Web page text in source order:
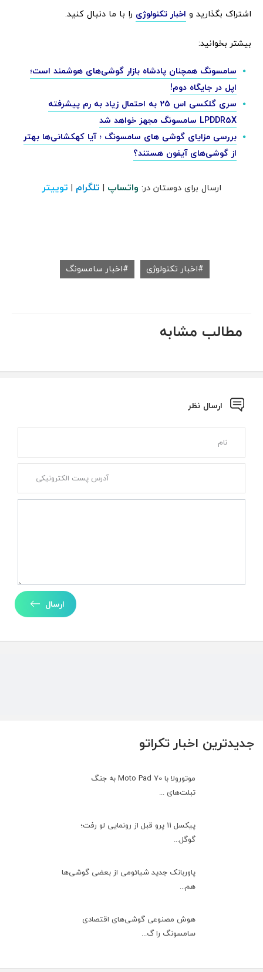
جدیدترین اخبار تکراتو
موتورولا با Moto Pad 70 به جنگ
تبلت‌های ...
پیکسل ۱۱ پرو قبل از رونمایی لو رفت؛
گوگل...
پاوربانک جدید شیائومی از بعضی گوشی‌ها
هم...
هوش مصنوعی گوشی‌های اقتصادی
سامسونگ را گ...
اشتراک بگذارید و اخبار تکنولوژی را با ما دنبال کنید.
بیشتر بخوانید:
سامسونگ همچنان پادشاه بازار گوشی‌های هوشمند است؛
اپل در جایگاه دوم!
سری گلکسی اس 25 به احتمال زیاد به رم پیشرفته
LPDDR5X سامسونگ مجهز خواهد شد
بررسی مزایای گوشی های سامسونگ ؛ آیا کهکشانی‌ها بهتر
از گوشی‌های آیفون هستند؟
ارسال برای دوستان در: واتساپ | تلگرام | توییتر
اخبار تکنولوژی اخبار سامسونگ
مطالب مشابه
ارسال نظر
ارسال